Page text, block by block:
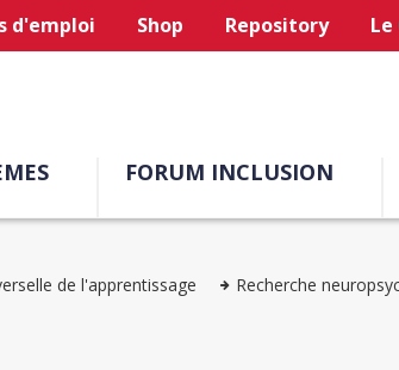
d'emploi Shop Repository Le
FORUM INCLUSION
de l'apprentissage Recherche